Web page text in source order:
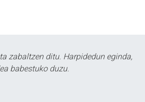
zabaltzen ditu. Harpidedun eginda,
babestuko duzu.